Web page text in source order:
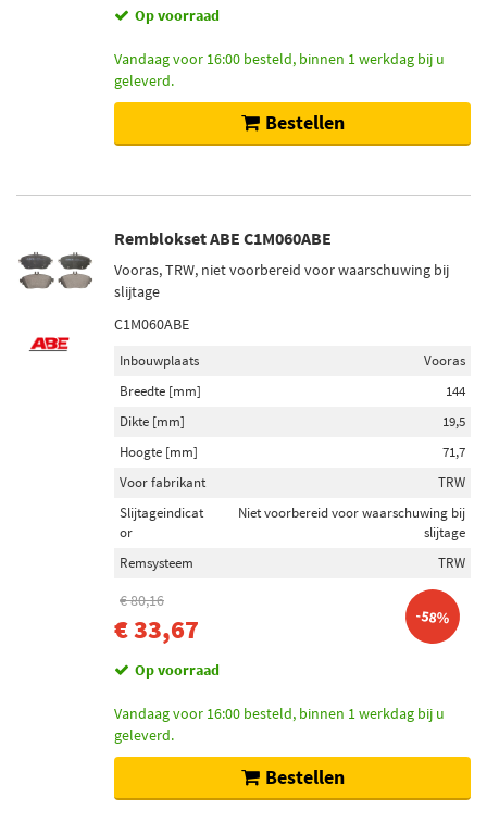
Op voorraad
Vandaag voor 16:00 besteld, binnen 1 werkdag bij u
geleverd.
Bestellen
Remblokset ABE C1M060ABE
Vooras, TRW, niet voorbereid voor waarschuwing bij
slijtage
C1M060ABE
Inbouwplaats
Vooras
Breedte [mm]
144
Dikte [mm]
19,5
Hoogte [mm]
71,7
Voor fabrikant
TRW
Slijtageindicat
or
Niet voorbereid voor waarschuwing bij
slijtage
Remsysteem
TRW
€ 80,16
€ 33,67 -58%
Op voorraad
Vandaag voor 16:00 besteld, binnen 1 werkdag bij u
geleverd.
Bestellen